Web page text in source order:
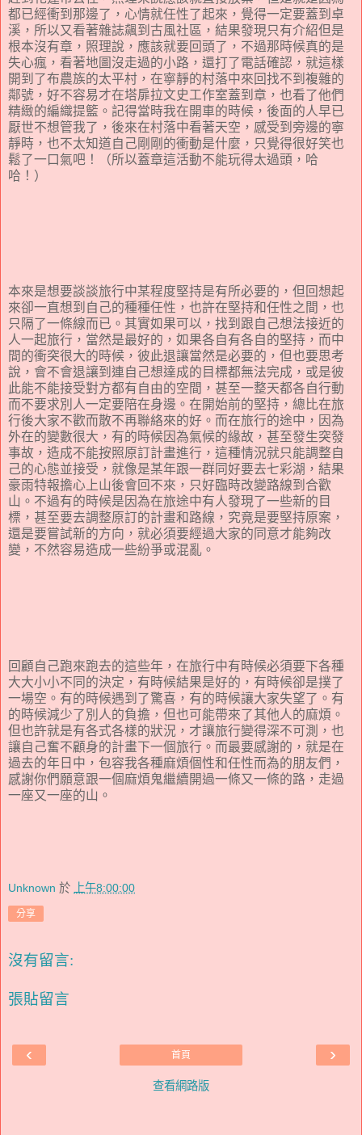
都已經衝到那邊了，心情就任性了起來，覺得一定要蓋到卓
溪，所以又看著雜誌飆到古風社區，結果發現只有介紹但是
根本沒有章，照理說，應該就要回頭了，不過那時候真的是
失心瘋，看著地圖沒走過的小路，還打了電話確認，就這樣
開到了布農族的太平村，在寧靜的村落中來回找不到複雜的
鄰號，好不容易才在塔扉拉文史工作室蓋到章，也看了他們
精緻的編織提籃。記得當時我在開車的時候，後面的人早已
厭世不想管我了，後來在村落中看著天空，感受到旁邊的寧
靜時，也不太知道自己剛剛的衝動是什麼，只覺得很好笑也
鬆了一口氣吧！（所以蓋章這活動不能玩得太過頭，哈
哈！）
本來是想要談談旅行中某程度堅持是有所必要的，但回想起
來卻一直想到自己的種種任性，也許在堅持和任性之間，也
只隔了一條線而已。其實如果可以，找到跟自己想法接近的
人一起旅行，當然是最好的，如果各自有各自的堅持，而中
間的衝突很大的時候，彼此退讓當然是必要的，但也要思考
說，會不會退讓到連自己想達成的目標都無法完成，或是彼
此能不能接受對方都有自由的空間，甚至一整天都各自行動
而不要求別人一定要陪在身邊。在開始前的堅持，總比在旅
行後大家不歡而散不再聯絡來的好。而在旅行的途中，因為
外在的變數很大，有的時候因為氣候的緣故，甚至發生突發
事故，造成不能按照原訂計畫進行，這種情況就只能調整自
己的心態並接受，就像是某年跟一群同好要去七彩湖，結果
豪雨特報擔心上山後會回不來，只好臨時改變路線到合歡
山。不過有的時候是因為在旅途中有人發現了一些新的目
標，甚至要去調整原訂的計畫和路線，究竟是要堅持原案，
還是要嘗試新的方向，就必須要經過大家的同意才能夠改
變，不然容易造成一些紛爭或混亂。
回顧自己跑來跑去的這些年，在旅行中有時候必須要下各種
大大小小不同的決定，有時候結果是好的，有時候卻是撲了
一場空。有的時候遇到了驚喜，有的時候讓大家失望了。有
的時候減少了別人的負擔，但也可能帶來了其他人的麻煩。
但也許就是有各式各樣的狀況，才讓旅行變得深不可測，也
讓自己奮不顧身的計畫下一個旅行。而最要感謝的，就是在
過去的年日中，包容我各種麻煩個性和任性而為的朋友們，
感謝你們願意跟一個麻煩鬼繼續開過一條又一條的路，走過
一座又一座的山。
Unknown 於 上午8:00:00
分享
沒有留言:
張貼留言
‹ ›
首頁
查看網路版